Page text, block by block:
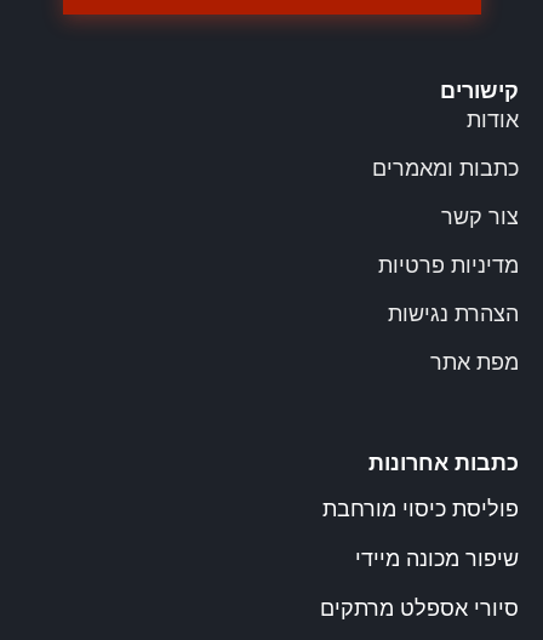
קישורים
אודות
כתבות ומאמרים
צור קשר
מדיניות פרטיות
הצהרת נגישות
מפת אתר
כתבות אחרונות
פוליסת כיסוי מורחבת
שיפור מכונה מיידי
סיורי אספלט מרתקים